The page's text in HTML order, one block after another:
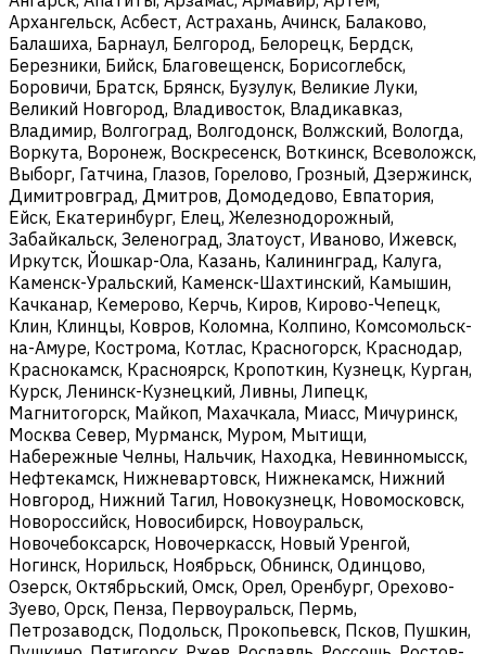
Архангельск, Асбест, Астрахань, Ачинск, Балаково,
Балашиха, Барнаул, Белгород, Белорецк, Бердск,
Березники, Бийск, Благовещенск, Борисоглебск,
Боровичи, Братск, Брянск, Бузулук, Великие Луки,
Великий Новгород, Владивосток, Владикавказ,
Владимир, Волгоград, Волгодонск, Волжский, Вологда,
Воркута, Воронеж, Воскресенск, Воткинск, Всеволожск,
Выборг, Гатчина, Глазов, Горелово, Грозный, Дзержинск,
Димитровград, Дмитров, Домодедово, Евпатория,
Ейск, Екатеринбург, Елец, Железнодорожный,
Забайкальск, Зеленоград, Златоуст, Иваново, Ижевск,
Иркутск, Йошкар-Ола, Казань, Калининград, Калуга,
Каменск-Уральский, Каменск-Шахтинский, Камышин,
Качканар, Кемерово, Керчь, Киров, Кирово-Чепецк,
Клин, Клинцы, Ковров, Коломна, Колпино, Комсомольск-
на-Амуре, Кострома, Котлас, Красногорск, Краснодар,
Краснокамск, Красноярск, Кропоткин, Кузнецк, Курган,
Курск, Ленинск-Кузнецкий, Ливны, Липецк,
Магнитогорск, Майкоп, Махачкала, Миасс, Мичуринск,
Москва Север, Мурманск, Муром, Мытищи,
Набережные Челны, Нальчик, Находка, Невинномысск,
Нефтекамск, Нижневартовск, Нижнекамск, Нижний
Новгород, Нижний Тагил, Новокузнецк, Новомосковск,
Новороссийск, Новосибирск, Новоуральск,
Новочебоксарск, Новочеркасск, Новый Уренгой,
Ногинск, Норильск, Ноябрьск, Обнинск, Одинцово,
Озерск, Октябрьский, Омск, Орел, Оренбург, Орехово-
Зуево, Орск, Пенза, Первоуральск, Пермь,
Петрозаводск, Подольск, Прокопьевск, Псков, Пушкин,